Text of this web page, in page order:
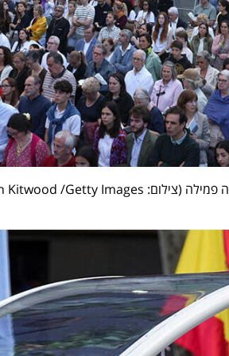
פמילה (צילום: Dan Kitwood /Getty Images